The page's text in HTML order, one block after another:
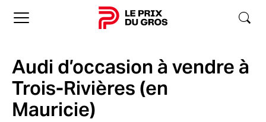
Accueil
Audi d’occasion à vendre à
Trois-Rivières (en
Mauricie)